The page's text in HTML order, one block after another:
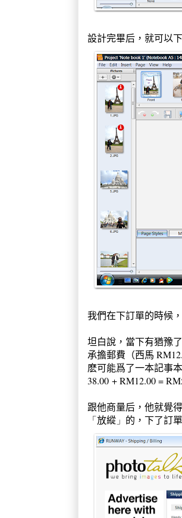
設計完畢后，就可以
我們在下訂單的時候
坦白說，當下有猶豫
承擔郵費（西馬
麽可能爲了一本記事
38.00 + RM12.00 =
跟他商量后，他就覺
「 放縱 」 的，下了訂